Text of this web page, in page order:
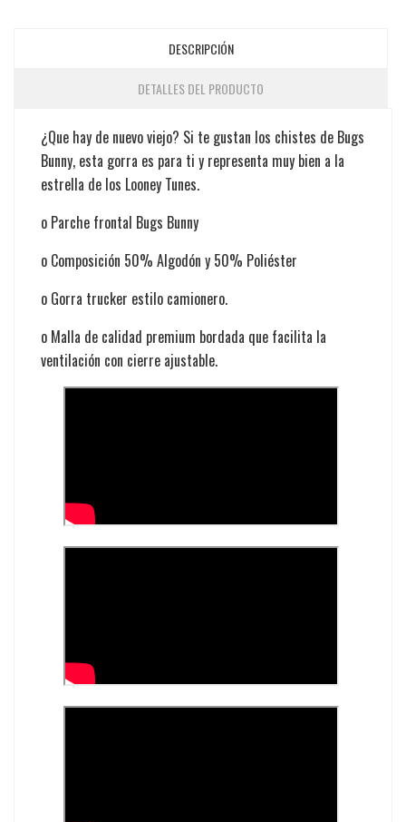
DESCRIPCIÓN
DETALLES DEL PRODUCTO
¿Que hay de nuevo viejo? Si te gustan los chistes de Bugs
Bunny, esta gorra es para ti y representa muy bien a la
estrella de los Looney Tunes.
o Parche frontal Bugs Bunny
o Composición 50% Algodón y 50% Poliéster
o Gorra trucker estilo camionero.
o Malla de calidad premium bordada que facilita la
ventilación con cierre ajustable.